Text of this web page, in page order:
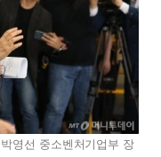
영선 중소벤처기업부 장